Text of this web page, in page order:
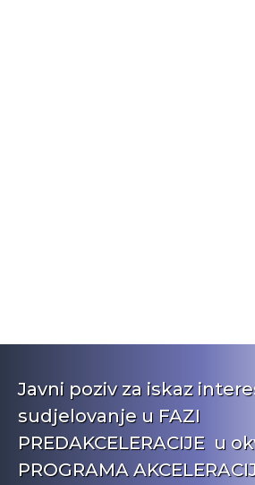
Javni poziv za iskaz
sudjelovanje u FAZI
PREDAKCELERACIJE u
PROGRAMA